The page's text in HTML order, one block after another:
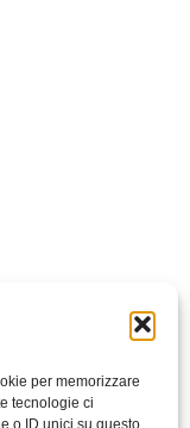
per memorizzare
tecnologie ci
o ID unici su questo